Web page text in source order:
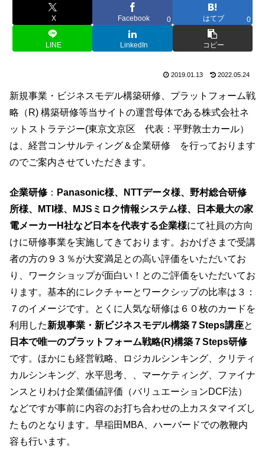
X Facebook 0 はてブ 0
LINE LinkedIn コピー
2019.01.13 2022.05.24
新規事業・ビジネスモデル構築研修、プラットフォーム戦
略（R) 構築研修等当サイトの運営母体である株式会社ネ
ットストラテジー(東京文京区 代表：平野敦士カール）
は、経営コンサルティング＆企業研修 を行っております
のでご案内させていただきます。
企業研修 ： Panasonic様、NTTデータ様、野村総合研修
所様、MTI様、MJSミロク情報システム様、日本最大の家
電メーカーH社など日本を代表する企業様にて社員の方向
けに研修事業を実施してきております。おかげさまで受講
者の方の９３％が大変満足との高い評価をいただいてお
り、ワークショップが面白い！とのご評価をいただいてお
ります。基本的にレクチャーとワークシップの比率は３：
７のイメージです。とくに人気な研修は６０枚のカードを
利用した新規事業・新ビジネスモデル構築７Steps講座と
日本で唯一のプラットフォーム戦略(R)構築７Steps研修
です。ほかにも経営戦略、ロジカルシンキング、クリティ
カルシンキング、水平思考、、マーケティング、ファイナ
ンスとりわけ企業価値評価（バリュエーションDCF法）
などですが事前に内容のお打ち合わせの上カスタマイズし
たものとなります。早稲田MBA、ハーバードでの教鞭内
容も行います。